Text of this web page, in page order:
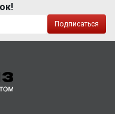
Подписаться